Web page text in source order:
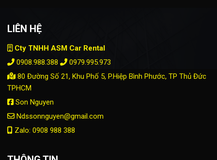
LIÊN HỆ
Cty TNHH ASM Car Rental
0908.988.388
0979.995.973
80 Đường Số 21, Khu Phố 5, P.Hiệp Bình Phước, TP Thủ Đức
TPHCM
Son Nguyen
Ndssonnguyen@gmail.com
Zalo: 0908 988 388